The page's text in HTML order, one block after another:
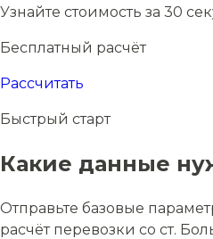
Узнайте стоимость за 30
Бесплатный расчёт
Рассчитать
Быстрый старт
Какие данные
Отправьте базовые
расчёт перевозки со ст.